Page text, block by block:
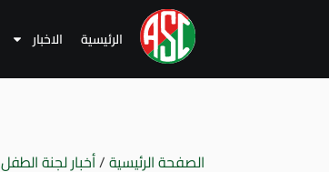
الرئيسية الاخبار
الصفحة الرئيسية/أخبار لجنة الطفل